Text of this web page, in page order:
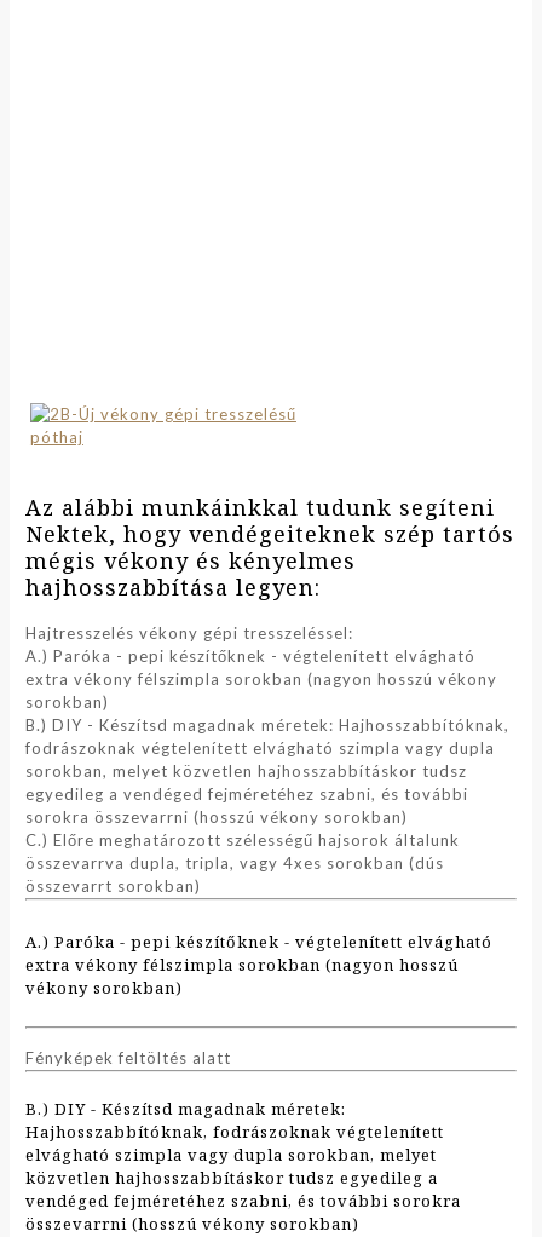
Az alábbi munkáinkkal tudunk segíteni
Nektek, hogy vendégeiteknek szép tartós
mégis vékony és kényelmes
hajhosszabbítása legyen:
Hajtresszelés vékony gépi tresszeléssel:
A.) Paróka - pepi készítőknek - végtelenített elvágható
extra vékony félszimpla sorokban (nagyon hosszú vékony
sorokban)
B.) DIY - Készítsd magadnak méretek: Hajhosszabbítóknak,
fodrászoknak végtelenített elvágható szimpla vagy dupla
sorokban, melyet közvetlen hajhosszabbításkor tudsz
egyedileg a vendéged fejméretéhez szabni, és további
sorokra összevarrni (hosszú vékony sorokban)
C.) Előre meghatározott szélességű hajsorok általunk
összevarrva dupla, tripla, vagy 4xes sorokban (dús
összevarrt sorokban)
A.) Paróka - pepi készítőknek - végtelenített elvágható
extra vékony félszimpla sorokban (nagyon hosszú
vékony sorokban)
Fényképek feltöltés alatt
B.) DIY - Készítsd magadnak méretek:
Hajhosszabbítóknak, fodrászoknak végtelenített
elvágható szimpla vagy dupla sorokban, melyet
közvetlen hajhosszabbításkor tudsz egyedileg a
vendéged fejméretéhez szabni, és további sorokra
összevarrni (hosszú vékony sorokban)